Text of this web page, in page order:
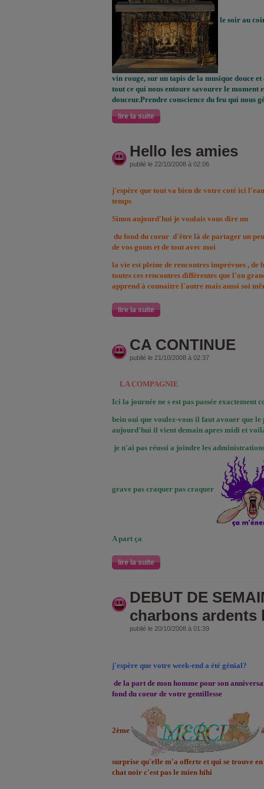
le soir au
vin rouge, sur un tapis de la musique douce
tout ce qui nous entoure savourer le moment
douceur.Prendre conscience du feu qui nous
lire la suite
Hello les amies
publié le 22/10/2008 à 02:06
j'espère que tout va bien de votre coté ici
temps
Sinon aujourd'hui je voulais vous dire un
du fond du coeur d'être là de partager un
de vos gouts et de tout avec moi
la vie est pleine de rencontres imprévues , de
toutes ces rencontres différentes que l'on
apprend à connaitre l'autre mais aussi soi
lire la suite
CA CONTINUE
publié le 21/10/2008 à 02:37
LA COMPAGNIE
Ici la journée ne s est pas passée exactement
bein oui que voulez-vous il faut avouer que
aujourd'hui il vient demain apres midi et
je n'ai pas réussi a joindre les
grave pas craquer pas craquer
A part ça
lire la suite
DEBUT DE
charbons ardents
publié le 20/10/2008 à 01:39
j'espère que votre week-end a été génial?
de la part de mon homme pour son
fond du coeur de votre gentillesse
2ème
surprise qu'elle m'a offerte et qui se trouve en
chat noir c'est pas le mien hihi